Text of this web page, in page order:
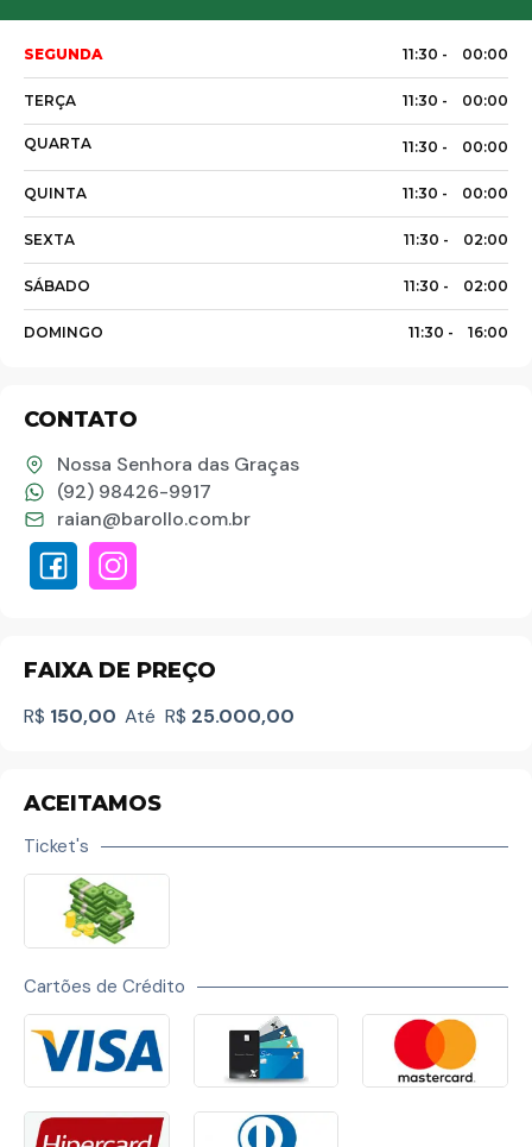
SEGUNDA 11:30 - 00:00
TERÇA 11:30 - 00:00
QUARTA 11:30 - 00:00
QUINTA 11:30 - 00:00
SEXTA 11:30 - 02:00
SÁBADO 11:30 - 02:00
DOMINGO 11:30 - 16:00
CONTATO
Nossa Senhora das Graças
(92) 98426-9917
raian@barollo.com.br
FAIXA DE PREÇO
R$ 150,00 Até R$ 25.000,00
ACEITAMOS
Ticket's
Cartões de Crédito
Abrasel Amazonas
Contato